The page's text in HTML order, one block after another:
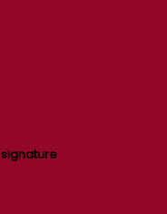
signature